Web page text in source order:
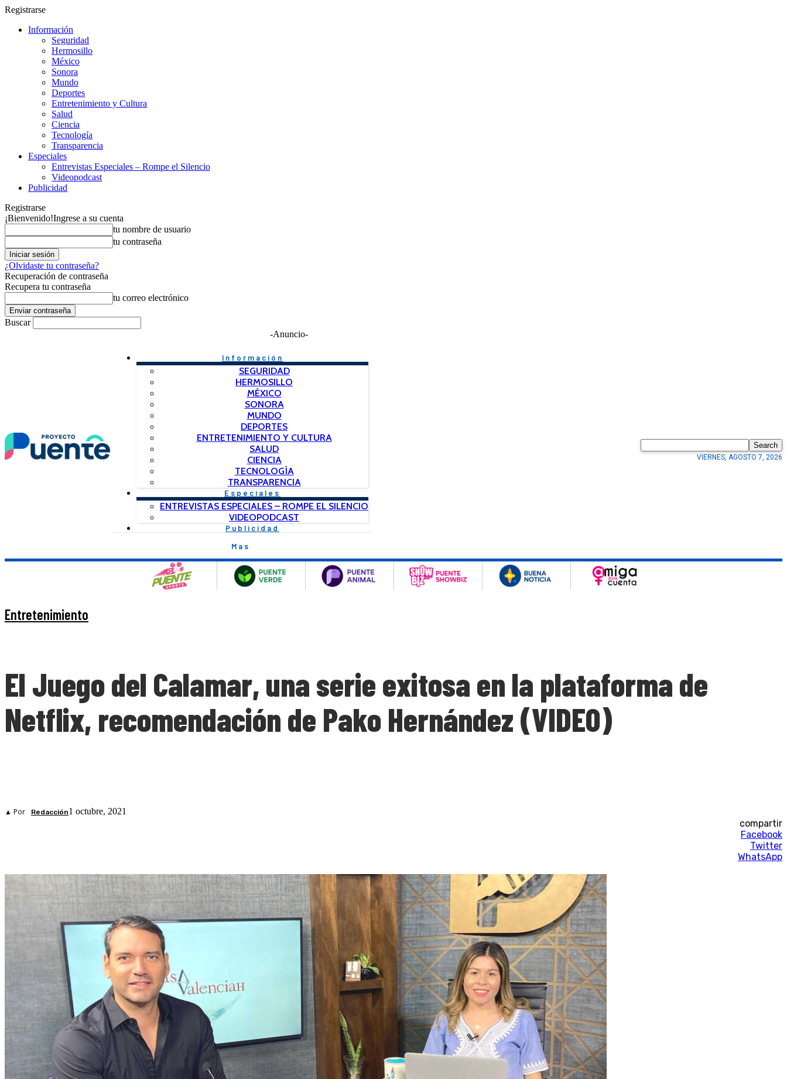
Registrarse
Información
Seguridad
Hermosillo
México
Sonora
Mundo
Deportes
Entretenimiento y Cultura
Salud
Ciencia
Tecnología
Transparencia
Especiales
Entrevistas Especiales – Rompe el Silencio
Videopodcast
Publicidad
Registrarse
¡Bienvenido!Ingrese a su cuenta
tu nombre de usuario
tu contraseña
¿Olvidaste tu contraseña?
Recuperación de contraseña
Recupera tu contraseña
tu correo electrónico
Buscar
-Anuncio-
Información
SEGURIDAD
HERMOSILLO
MÉXICO
SONORA
MUNDO
DEPORTES
ENTRETENIMIENTO Y CULTURA
SALUD
CIENCIA
TECNOLOGÍA
TRANSPARENCIA
Especiales
ENTREVISTAS ESPECIALES – ROMPE EL SILENCIO
VIDEOPODCAST
Publicidad
Mas
Search
VIERNES, AGOSTO 7, 2026
Entretenimiento
El Juego del Calamar, una serie exitosa en la plataforma de
Netflix, recomendación de Pako Hernández (VIDEO)
▲ Por Redacción1 octubre, 2021
compartir
Facebook
Twitter
WhatsApp